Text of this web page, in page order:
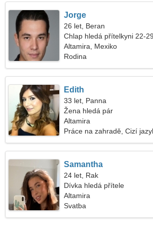
Jorge
26 let, Beran
Chlap hledá přítelkyni 22-29
Altamira, Mexiko
Rodina
Edith
33 let, Panna
Žena hledá pár
Altamira
Práce na zahradě, Cizí
Samantha
24 let, Rak
Dívka hledá přítele
Altamira
Svatba